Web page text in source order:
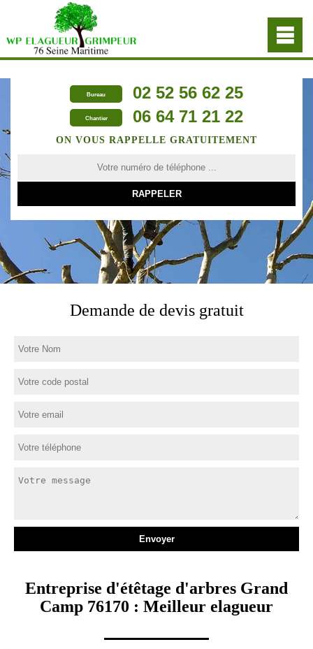
Bureau 02 52 56 62 25
Chantier 06 64 71 21 22
ON VOUS RAPPELLE GRATUITEMENT
Demande de devis gratuit
Entreprise d'étêtage d'arbres Grand
Camp 76170 : Meilleur elagueur